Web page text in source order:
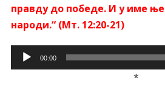
правду до победе. И у име
народи.“ (Мт. 12:20-21)
Прегледач
звучних
00:00
*